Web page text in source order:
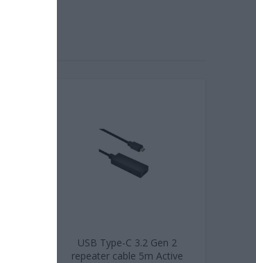
USB Type-C 3.2 Gen 2
repeater cable 5m Active